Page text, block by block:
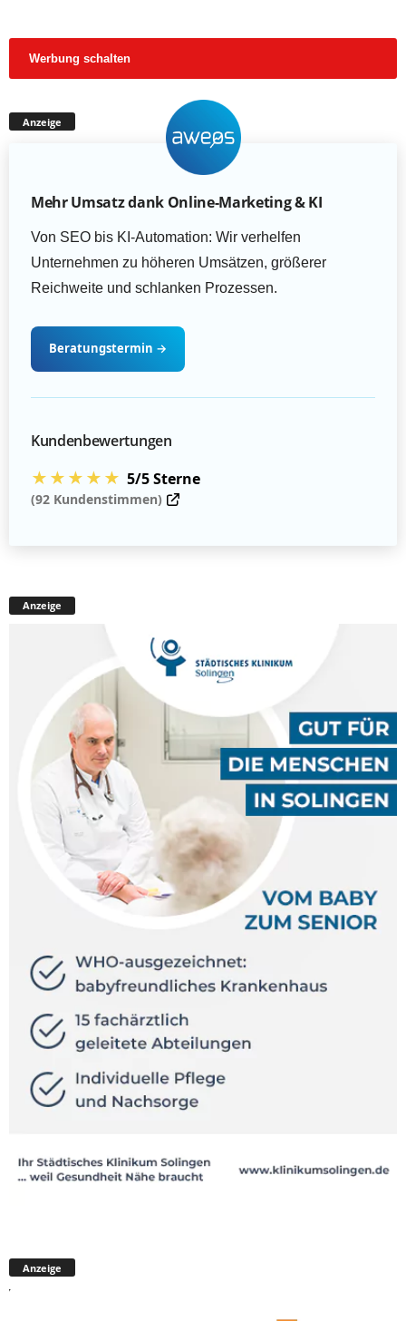
Werbung schalten
Anzeige
Mehr Umsatz dank Online-Marketing & KI
Von SEO bis KI-Automation: Wir verhelfen
Unternehmen zu höheren Umsätzen, größerer
Reichweite und schlanken Prozessen.
Beratungstermin →
Kundenbewertungen
★★★★★ 5/5 Sterne
(92 Kundenstimmen)
Anzeige
Anzeige